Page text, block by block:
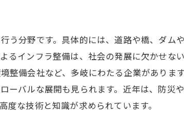
う分野です。具体的には、道路や橋、ダム
るインフラ整備は、社会の発展に欠かせな
整備会社など、多岐にわたる企業がありま
ーバルな展開も見られます。近年は、防災
な技術と知識が求められています。